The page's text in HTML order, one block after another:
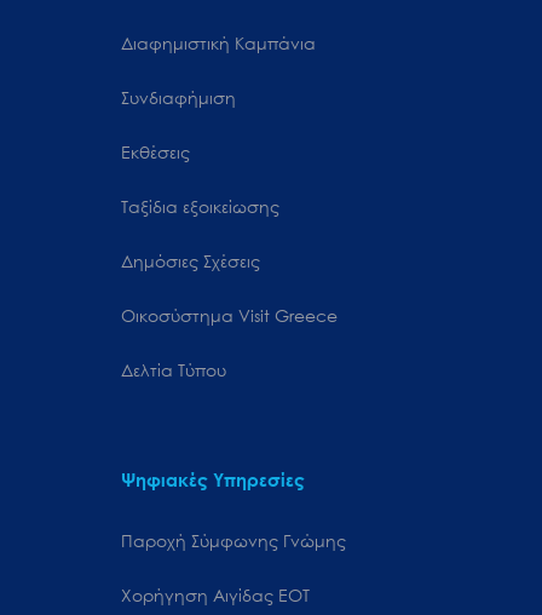
Διαφημιστική Καμπάνια
Συνδιαφήμιση
Εκθέσεις
Ταξίδια εξοικείωσης
Δημόσιες Σχέσεις
Oικοσύστημα Visit Greece
Δελτία Τύπου
Ψηφιακές Υπηρεσίες
Παροχή Σύμφωνης Γνώμης
Χορήγηση Αιγίδας ΕΟΤ